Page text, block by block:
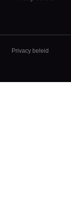
Privacy beleid